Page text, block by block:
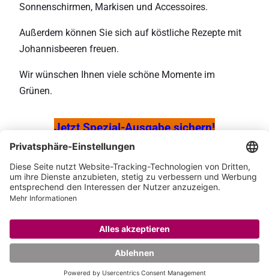
Sonnenschirmen, Markisen und Accessoires.
Außerdem können Sie sich auf köstliche Rezepte mit
Johannisbeeren freuen.
Wir wünschen Ihnen viele schöne Momente im
Grünen.
Jetzt Spezial-Ausgabe sichern!
ImpressumAGB
Deutsche Medien-Manufaktur GmbH & Co. KG